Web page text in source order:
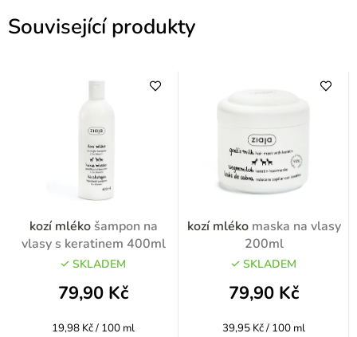
Související produkty
kozí mléko šampon na
vlasy s keratinem 400ml
SKLADEM
79,90 Kč
Měrná
19,98 Kč / 100 ml
kozí mléko maska na vlasy
200ml
SKLADEM
79,90 Kč
Měrná
39,95 Kč / 100 ml